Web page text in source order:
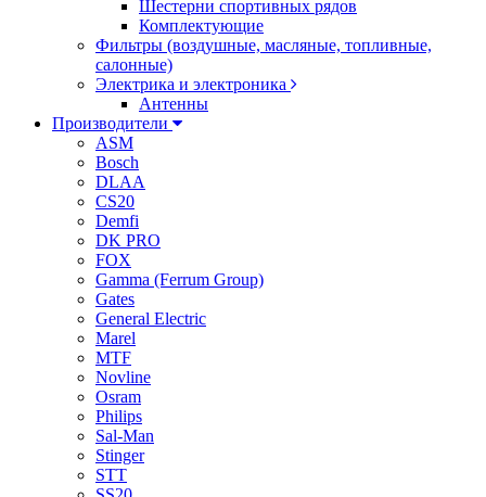
Шестерни спортивных рядов
Комплектующие
Фильтры (воздушные, масляные, топливные,
салонные)
Электрика и электроника
Антенны
Производители
ASM
Bosch
DLAA
CS20
Demfi
DK PRO
FOX
Gamma (Ferrum Group)
Gates
General Electric
Marel
MTF
Novline
Osram
Philips
Sal-Man
Stinger
STT